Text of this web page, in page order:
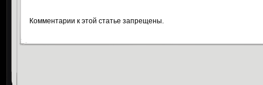
Комментарии к этой статье запрещены.